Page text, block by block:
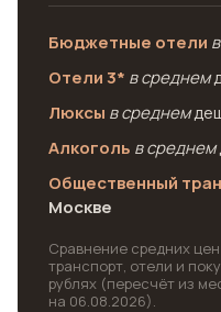
Бюджетные отели
Отели 3* в среднем
Люксы в среднем
Алкоголь в среднем
Общественный
Москве
Сравнение средних
транспорт, отели и
рублях (пересчёт из
на 06.08.2026).